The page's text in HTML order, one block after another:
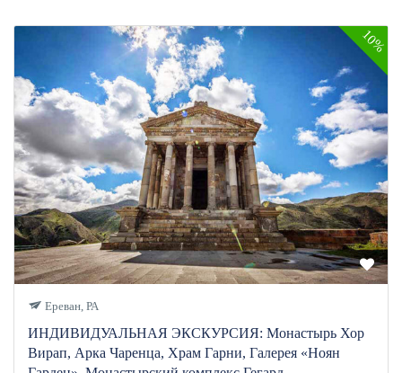
10%
Ереван, РА
ИНДИВИДУАЛЬНАЯ ЭКСКУРСИЯ: Монастырь Хор
Вирап, Арка Чаренца, Храм Гарни, Галерея «Ноян